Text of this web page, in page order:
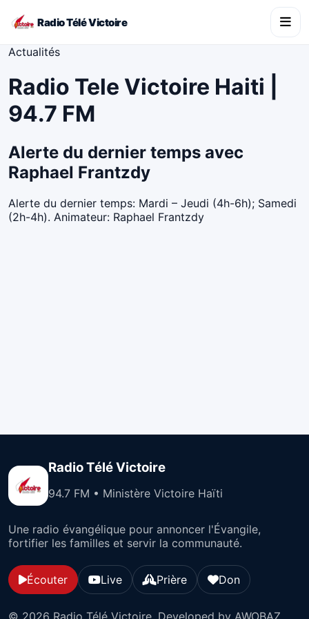
Radio Télé Victoire
Actualités
Radio Tele Victoire Haiti |
94.7 FM
Alerte du dernier temps avec
Raphael Frantzdy
Alerte du dernier temps: Mardi – Jeudi (4h-6h); Samedi
(2h-4h). Animateur: Raphael Frantzdy
Radio Télé Victoire
94.7 FM • Ministère Victoire Haïti
Une radio évangélique pour annoncer l'Évangile,
fortifier les familles et servir la communauté.
Écouter Live Prière Don
© 2026 Radio Télé Victoire. Developed by AWOBAZ